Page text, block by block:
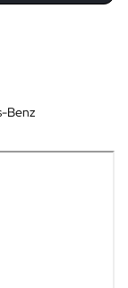
Benz